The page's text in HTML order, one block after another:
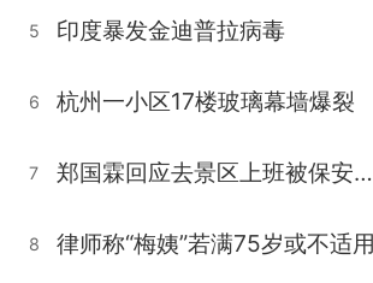
5 印度暴发金迪普拉病毒
6 杭州一小区17楼玻璃幕墙爆裂
7 郑国霖回应去景区上班被保安拦下
8